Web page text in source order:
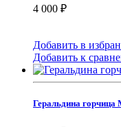
4 000 ₽
Добавить в
Добавить к
Геральдина горчица